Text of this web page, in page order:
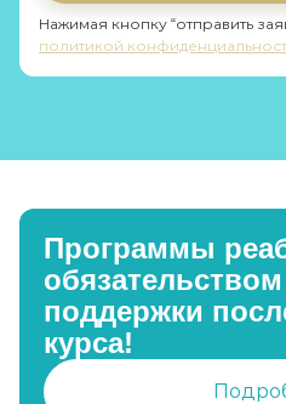
Нажимая кнопку “отправить
политикой
Программы
поддержки
курса!